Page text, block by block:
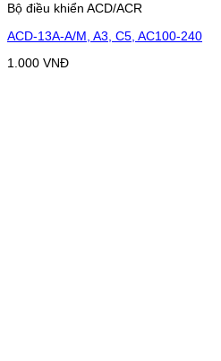
Bộ điều khiển ACD/ACR
ACD-13A-A/M, A3, C5, AC100-240
1.000 VNĐ